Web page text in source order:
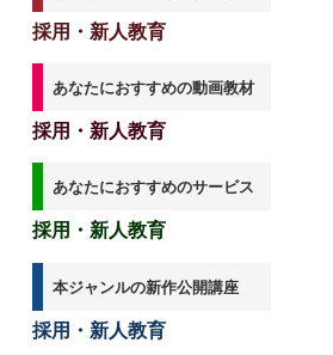
採用・新人教育
あなたにおすすめの動画教材
採用・新人教育
あなたにおすすめのサービス
採用・新人教育
本ジャンルの新作公開講座
採用・新人教育